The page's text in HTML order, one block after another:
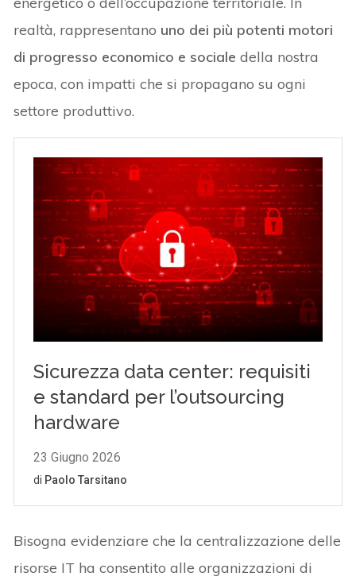
realtà, rappresentano uno dei più potenti motori
di progresso economico e sociale della nostra
epoca, con impatti che si propagano su ogni
settore produttivo.
Bisogna evidenziare che la centralizzazione delle
risorse IT ha consentito alle organizzazioni di